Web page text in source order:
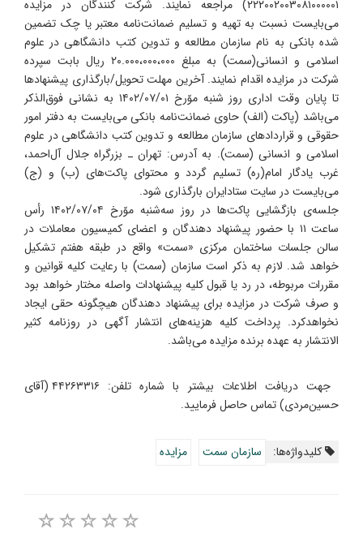
۲۲۲۰۰۲۰۰۳۰۸۱۰۰۰۰۰۱) مراجعه نمایند. شرکت کنندگان در مزایده
می‌بایست نسبت به تهیه و تسلیم ضمانت‌نامه معتبر یا چک تضمین
شده بانکی به نام سازمان مطالعه و تدوین کتب دانشگاهی در علوم
اسلامی و انسانی(سمت) به مبلغ ۲۰.۰۰۰،۰۰۰،۰۰۰ ریال بابت سپرده
شرکت در مزایده اقدام نمایند. آخرین مهلت تحویل/بارگذاری پیشنهادها
تا پایان وقت اداری روز شنبه موّرخ ۱۴۰۲/۰۷/۰۱ به نشانی فوق‌الذکر
می‌باشد (پاکت (الف) حاوی ضمانت‌نامه بانکی می‌بایست به دفتر امور
حقوقی و قراردادهای سازمان مطالعه و تدوین کتب دانشگاهی در علوم
اسلامی و انسانی (سمت). به آدرس: تهران ـ بزرگراه جلال آل‌احمد،
غرب یادگار امام(ره) تسلیم گردد و محتوای پاکت‌های (ب) و (ج)
می‌بایست در سایت ستادایران بارگذاری شود.
جلسه‌ی بازگشایی پاکت‌ها در روز ‌سه‌شنبه موّرخ ۱۴۰۲/۰۷/۰۴ رأس
ساعت ۱۱ با حضور پیشنهاد دهندگان و اعضای کمیسیون معاملات در
سالن جلسات ساختمان مرکزی «سمت» واقع در طبقه هفتم تشکیل
خواهد شد. لازم به ذکر است سازمان (سمت) با رعایت کلیه قوانین و
مقررات مربوطه، در رد یا قبول کلیه پیشنهادات واصله مختار خواهد بود
و صرف شرکت در مزایده برای پیشنهاد دهندگان هیچگونه حقی ایجاد
نخواهدکرد. پرداخت کلیه هزینه‌های انتشار آگهی در روزنامه کثیر
الانتشار به عهده برنده مزایده می‌باشد.
جهت دریافت اطلاعات بیشتر با شماره تلفن: ۴۴۲۶۳۳۱۶ (آقای
حسین‌مردی) تماس حاصل فرمایید.
کلیدواژه‌ها: سازمان سمت مزایده